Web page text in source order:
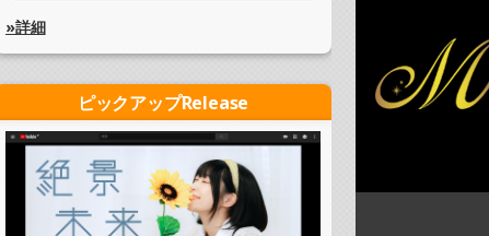
»詳細
ピックアップRelease